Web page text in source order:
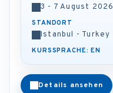
3 - 7 August 2026
STANDORT
Istanbul - Turkey
KURSSPRACHE: EN
Details ansehen